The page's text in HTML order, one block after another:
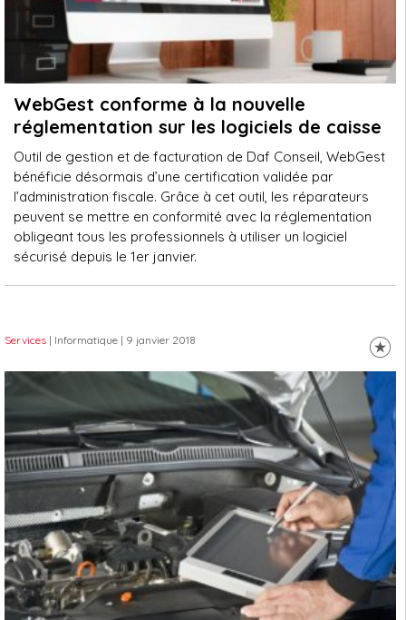
WebGest conforme à la nouvelle
réglementation sur les logiciels de caisse
Outil de gestion et de facturation de Daf Conseil, WebGest
bénéficie désormais d’une certification validée par
l’administration fiscale. Grâce à cet outil, les réparateurs
peuvent se mettre en conformité avec la réglementation
obligeant tous les professionnels à utiliser un logiciel
sécurisé depuis le 1er janvier.
Services | Informatique | 9 janvier 2018